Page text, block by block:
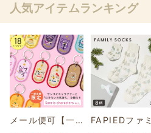
人気アイテムランキング
メール便可【一部店舗限定】2/8b PAIR KEY RING Sanrio characters ver.